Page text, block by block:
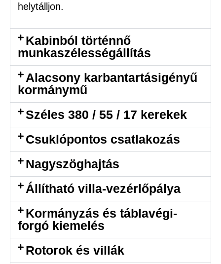
helytálljon.
Kabinból történnő
munkaszélességállítás
Alacsony karbantartásigényű
kormánymű
Széles 380 / 55 / 17 kerekek
Csuklópontos csatlakozás
Nagyszöghajtás
Állítható villa-vezérlőpálya
Kormányzás és táblavégi-
forgó kiemelés
Rotorok és villák